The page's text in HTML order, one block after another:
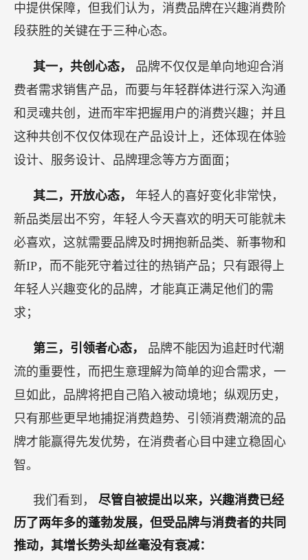
中提供保障，但我们认为，消费品牌在兴趣消费阶
段获胜的关键在于三种心态。
其一，共创心态， 品牌不仅仅是单向地迎合消
费者需求销售产品，而要与年轻群体进行深入沟通
和灵魂共创，进而牢牢把握用户的消费兴趣；并且
这种共创不仅仅体现在产品设计上，还体现在体验
设计、服务设计、品牌理念等方方面面；
其二，开放心态， 年轻人的喜好变化非常快，
新品类层出不穷，年轻人今天喜欢的明天可能就未
必喜欢，这就需要品牌及时拥抱新品类、新事物和
新IP，而不能死守着过往的热销产品；只有跟得上
年轻人兴趣变化的品牌，才能真正满足他们的需
求；
第三，引领者心态， 品牌不能因为追赶时代潮
流的重要性，而把生意理解为简单的迎合需求，一
旦如此，品牌将把自己陷入被动境地；纵观历史，
只有那些更早地捕捉消费趋势、引领消费潮流的品
牌才能赢得先发优势，在消费者心目中建立稳固心
智。
我们看到， 尽管自被提出以来，兴趣消费已经
历了两年多的蓬勃发展，但受品牌与消费者的共同
推动，其增长势头却丝毫没有衰减：